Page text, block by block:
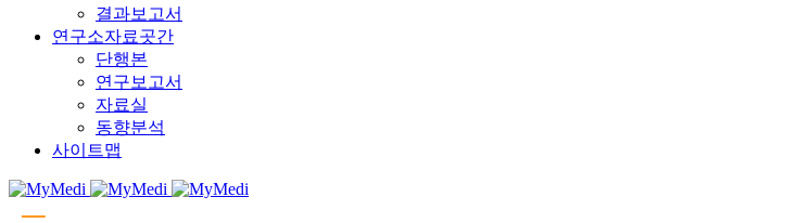
결과보고서
연구소자료곳간
단행본
연구보고서
자료실
동향분석
사이트맵